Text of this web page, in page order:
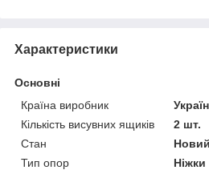
Характеристики
Основні
Країна виробник
Кількість висувних ящиків
2 шт.
Стан
Новий
Тип опор
Ніжки